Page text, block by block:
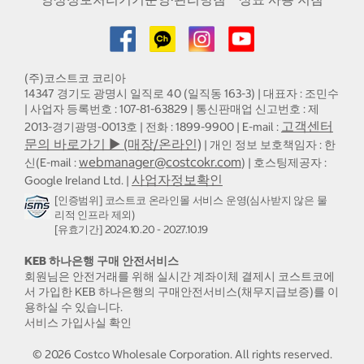
(주)코스트코 코리아
14347 경기도 광명시 일직로 40 (일직동 163-3) | 대표자 : 조민수
| 사업자 등록번호 : 107-81-63829 | 통신판매업 신고번호 : 제
2013-경기광명-0013호 | 전화 : 1899-9900 | E-mail : 고객센터
문의 바로가기 ▶ (매장/온라인) | 개인 정보 보호책임자 : 한
신(E-mail :webmanager@costcokr.com) | 호스팅제공자 :
Google Ireland Ltd. | 사업자정보확인
[인증범위] 코스트코 온라인몰 서비스 운영(심사받지 않은 물
리적 인프라 제외)
[유효기간] 2024.10.20 - 2027.10.19
KEB 하나은행 구매 안전서비스
회원님은 안전거래를 위해 실시간 계좌이체 결제시 코스트코에
서 가입한 KEB 하나은행의 구매안전서비스(채무지급보증)를 이
용하실 수 있습니다.
서비스 가입사실 확인
© 2026 Costco Wholesale Corporation.All rights reserved.